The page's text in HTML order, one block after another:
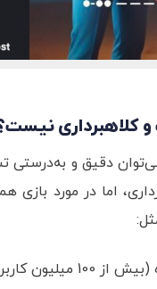
کلاهبرداری
دقیق و
اما در مورد
کاربر)